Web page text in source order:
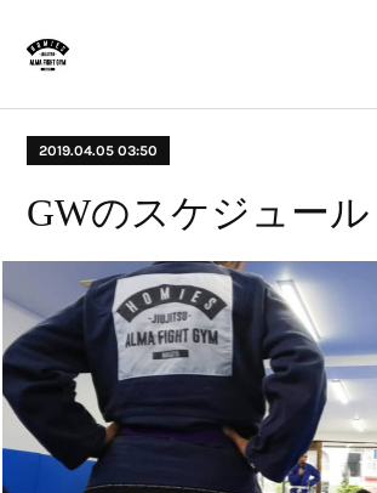
2019.04.05 03:50
GWのスケジュール